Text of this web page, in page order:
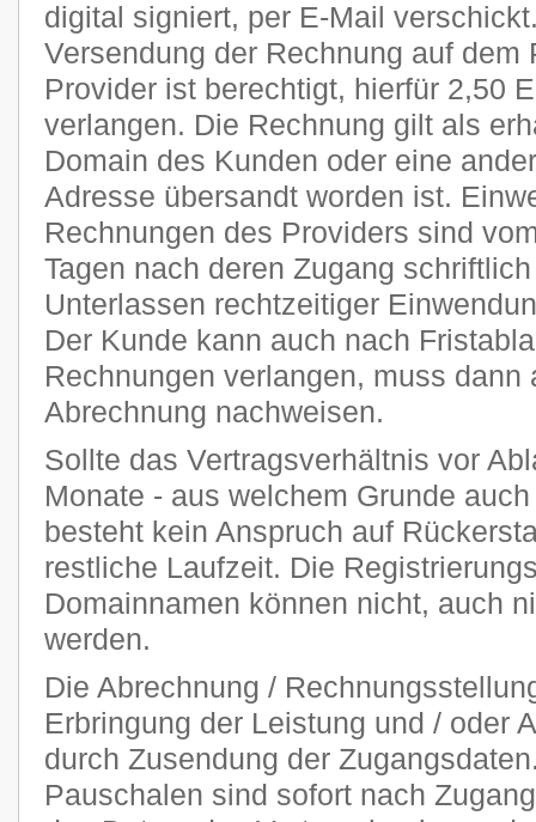
digital signiert, per E-Mail
Versendung der Rechnung auf dem
Provider ist berechtigt, hierfür 2,50
verlangen. Die Rechnung gilt als
Domain des Kunden oder eine
Adresse übersandt worden ist.
Rechnungen des Providers sind
Tagen nach deren Zugang
Unterlassen rechtzeitiger
Der Kunde kann auch nach
Rechnungen verlangen, muss
Abrechnung nachweisen.
Sollte das Vertragsverhältnis vor
Monate - aus welchem Grunde
besteht kein Anspruch auf
restliche Laufzeit. Die
Domainnamen können nicht, auch
werden.
Die Abrechnung /
Erbringung der Leistung und / oder
durch Zusendung der
Pauschalen sind sofort nach